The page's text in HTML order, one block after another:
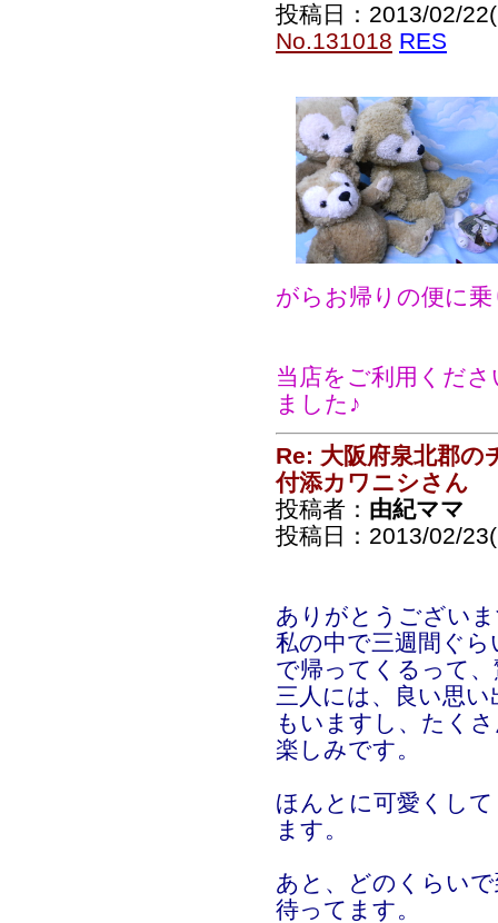
投稿日：2013/02/
No.131018 RES
がらお帰りの便に
当店をご利用くだ
ました♪
Re: 大阪府泉北郡の
付添カワニシさん
投稿者： 由紀ママ
投稿日：2013/02/
ありがとうござい
私の中で三週間ぐ
で帰ってくるって
三人には、良い思
もいますし、たく
楽しみです。
ほんとに可愛くし
ます。
あと、どのくらい
待ってます。